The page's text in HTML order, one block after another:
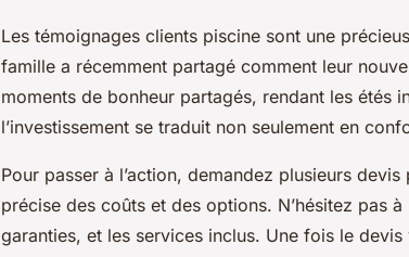
Les témoignages clients piscine sont une
famille a récemment partagé comment leur
moments de bonheur partagés, rendant les étés
l’investissement se traduit non seulement en
Pour passer à l’action, demandez plusieurs
précise des coûts et des options. N’hésitez pas
garanties, et les services inclus. Une fois le